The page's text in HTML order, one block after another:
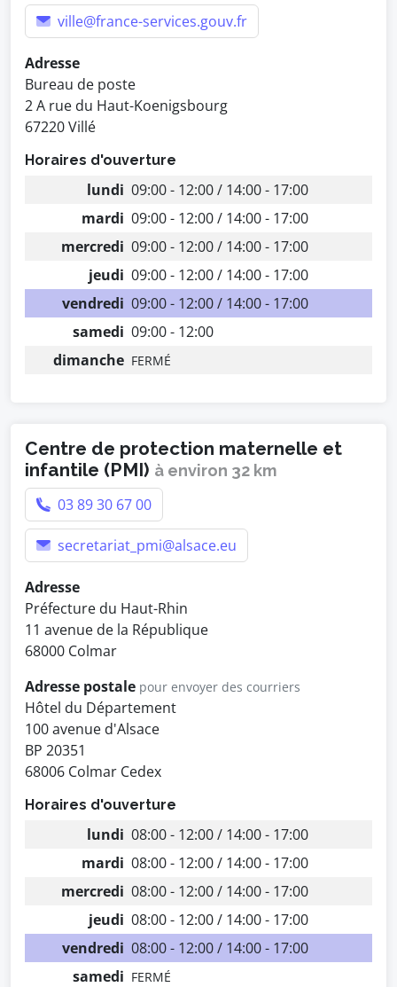
ville@france-services.gouv.fr
Adresse
Bureau de poste
2 A rue du Haut-Koenigsbourg
67220 Villé
Horaires d'ouverture
lundi 09:00 - 12:00 / 14:00 - 17:00
mardi 09:00 - 12:00 / 14:00 - 17:00
mercredi 09:00 - 12:00 / 14:00 - 17:00
jeudi 09:00 - 12:00 / 14:00 - 17:00
vendredi 09:00 - 12:00 / 14:00 - 17:00
samedi 09:00 - 12:00
dimanche FERMÉ
Centre de protection maternelle et
infantile (PMI) à environ 32 km
03 89 30 67 00
secretariat_pmi@alsace.eu
Adresse
Préfecture du Haut-Rhin
11 avenue de la République
68000 Colmar
Adresse postale pour envoyer des courriers
Hôtel du Département
100 avenue d'Alsace
BP 20351
68006 Colmar Cedex
Horaires d'ouverture
lundi 08:00 - 12:00 / 14:00 - 17:00
mardi 08:00 - 12:00 / 14:00 - 17:00
mercredi 08:00 - 12:00 / 14:00 - 17:00
jeudi 08:00 - 12:00 / 14:00 - 17:00
vendredi 08:00 - 12:00 / 14:00 - 17:00
samedi FERMÉ